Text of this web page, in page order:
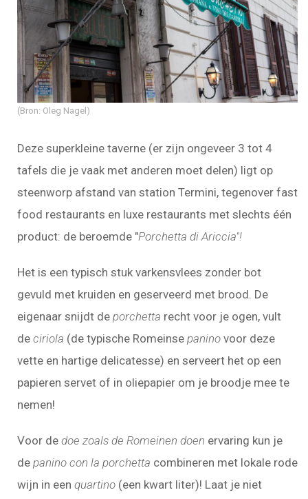
(Bron: Oleg Nagel)
Deze superkleine taverne (er zijn ongeveer 3 tot 4
tafels die je vaak met anderen moet delen) ligt op
steenworp afstand van station Termini, tegenover fast
food restaurants en luxe restaurants met slechts één
product: de beroemde "Porchetta di Ariccia"!
Het is een typisch stuk varkensvlees zonder bot
gevuld met kruiden en geserveerd met brood. De
eigenaar snijdt de porchetta recht voor je ogen, vult
de ciriola (de typische Romeinse panino voor deze
vette en hartige delicatesse) en serveert het op een
papieren servet of in oliepapier om je broodje mee te
nemen!
Voor de doe zoals de Romeinen doen ervaring kun je
de panino con la porchetta combineren met lokale rode
wijn in een quartino (een kwart liter)! Laat je niet